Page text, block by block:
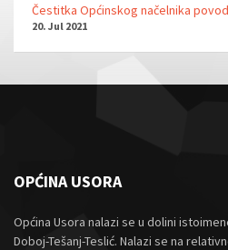
Čestitka Općinskog načelnika
20. Jul 2021
OPĆINA USORA
Općina Usora nalazi se u dolini
Doboj-Tešanj-Teslić. Nalazi se na